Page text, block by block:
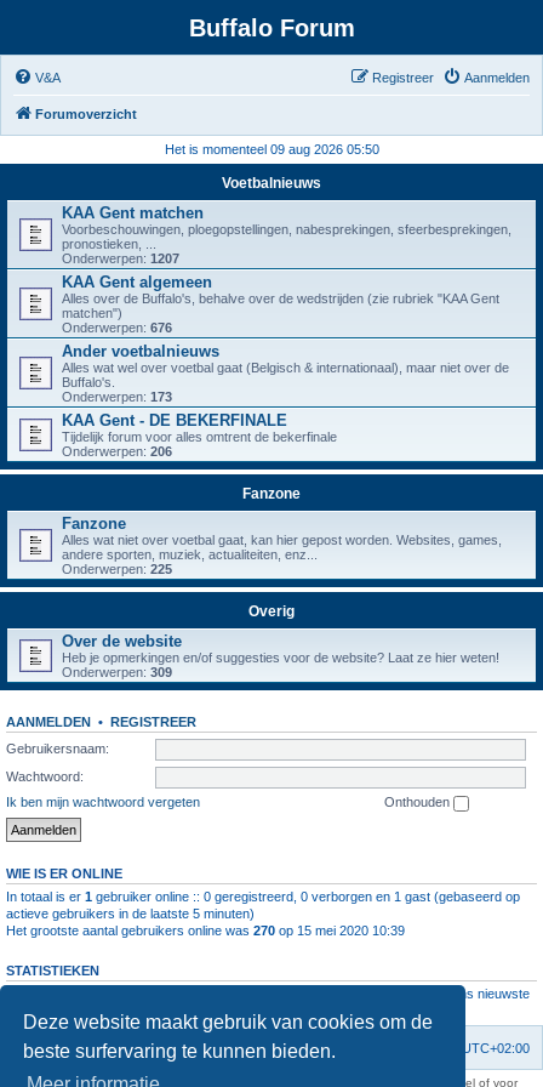
Deze website maakt gebruik van cookies om de
beste surfervaring te kunnen bieden.
Buffalo Forum
V&A Aanmelden
Registreer
Forumoverzicht
Het is momenteel 09 aug 2026 05:50
Voetbalnieuws
KAA Gent matchen
Voorbeschouwingen, ploegopstellingen, nabesprekingen, sfeerbesprekingen,
pronostieken, ...
Onderwerpen: 1207
KAA Gent algemeen
Alles over de Buffalo's, behalve over de wedstrijden (zie rubriek "KAA Gent
matchen")
Onderwerpen: 676
Ander voetbalnieuws
Alles wat wel over voetbal gaat (Belgisch & internationaal), maar niet over de
Buffalo's.
Onderwerpen: 173
KAA Gent - DE BEKERFINALE
Tijdelijk forum voor alles omtrent de bekerfinale
Onderwerpen: 206
Fanzone
Fanzone
Alles wat niet over voetbal gaat, kan hier gepost worden. Websites, games,
andere sporten, muziek, actualiteiten, enz...
Onderwerpen: 225
Overig
Over de website
Heb je opmerkingen en/of suggesties voor de website? Laat ze hier weten!
Onderwerpen: 309
AANMELDEN • REGISTREER
Gebruikersnaam:
Wachtwoord:
Ik ben mijn wachtwoord vergeten
Onthouden
WIE IS ER ONLINE
In totaal is er 1 gebruiker online :: 0 geregistreerd, 0 verborgen en 1 gast (gebaseerd op
actieve gebruikers in de laatste 5 minuten)
Het grootste aantal gebruikers online was 270 op 15 mei 2020 10:39
STATISTIEKEN
• Ons nieuwste
Forumoverzicht UTC+02:00
Verwijder cookies
Contact
KAA Gent kan nooit aansprakelijk worden gesteld voor om het even welk nadeel of voor